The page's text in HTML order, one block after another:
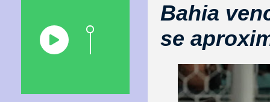
Bahia
se